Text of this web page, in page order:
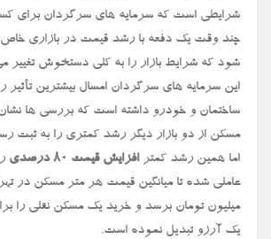
شرایطی است که سرمایه های سرگردان برای
چند وقت یک دفعه با رشد قیمت در بازاری خاص
شود که شرایط بازار را به کلی دستخوش تغییر
این سرمایه های سرگردان امسال بیشترین تأثیر را
ساختمان و خودرو داشته است که بررسی ها
مسکن از دو بازار دیگر رشد کمتری را به ثبت
اما همین رشد کمتر افزایش قیمت ۸۰ درصدی
میلیون تومان برسد و خرید یک مسکن نقلی را
یک آرزو تبدیل نموده است.